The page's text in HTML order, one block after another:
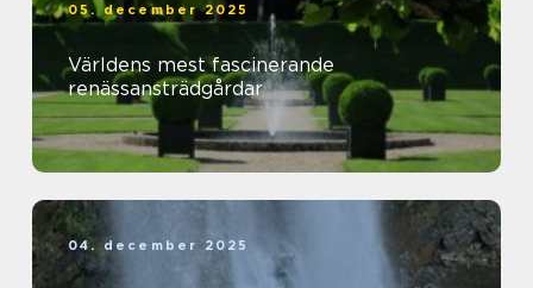
05. december 2025
Världens mest fascinerande
renässansträdgårdar
04. december 2025